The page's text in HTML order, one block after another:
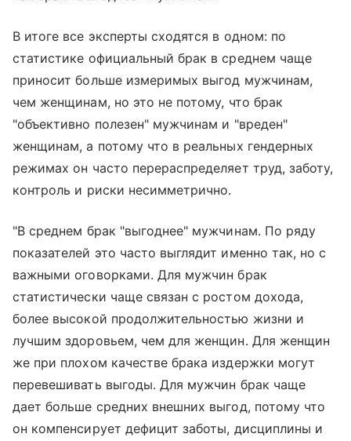
В итоге все эксперты сходятся в одном: по
статистике официальный брак в среднем чаще
приносит больше измеримых выгод мужчинам,
чем женщинам, но это не потому, что брак
"объективно полезен" мужчинам и "вреден"
женщинам, а потому что в реальных гендерных
режимах он часто перераспределяет труд, заботу,
контроль и риски несимметрично.
"В среднем брак "выгоднее" мужчинам. По ряду
показателей это часто выглядит именно так, но с
важными оговорками. Для мужчин брак
статистически чаще связан с ростом дохода,
более высокой продолжительностью жизни и
лучшим здоровьем, чем для женщин. Для женщин
же при плохом качестве брака издержки могут
перевешивать выгоды. Для мужчин брак чаще
дает больше средних внешних выгод, потому что
он компенсирует дефицит заботы, дисциплины и